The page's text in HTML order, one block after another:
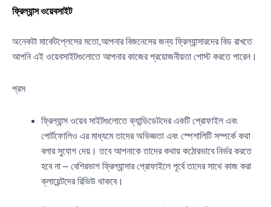
ফ্রিল্যান্স ওয়েবসাইট
অনেকটা মার্কেটপ্লেসের মতো,আপনার বিজনেসের জন্য ফ্রিল্যান্সারদের বিড রাখতে
আপনি এই ওয়েবসাইটগুলোতে আপনার কাজের প্রয়োজনীয়তা পোস্ট করতে পারেন।
প্রস
ফ্রিল্যান্স ওয়েব সাইটগুলোতে ক্যান্ডিডেটদের একটি প্রোফাইল এবং
পোর্টফোলিও এর মাধ্যমে তাদের অভিজ্ঞতা এবং স্পেশালিটি সম্পর্কে কথা
বলার সুযোগ দেয়। তবে আপনাকে তাদের কথায় কঠোরভাবে নির্ভর করতে
হবে না – বেশিরভাগ ফ্রিল্যান্সার প্রোফাইলে পূর্বে তাদের সাথে কাজ করা
ক্লায়েন্টদের রিভিউ থাকবে।